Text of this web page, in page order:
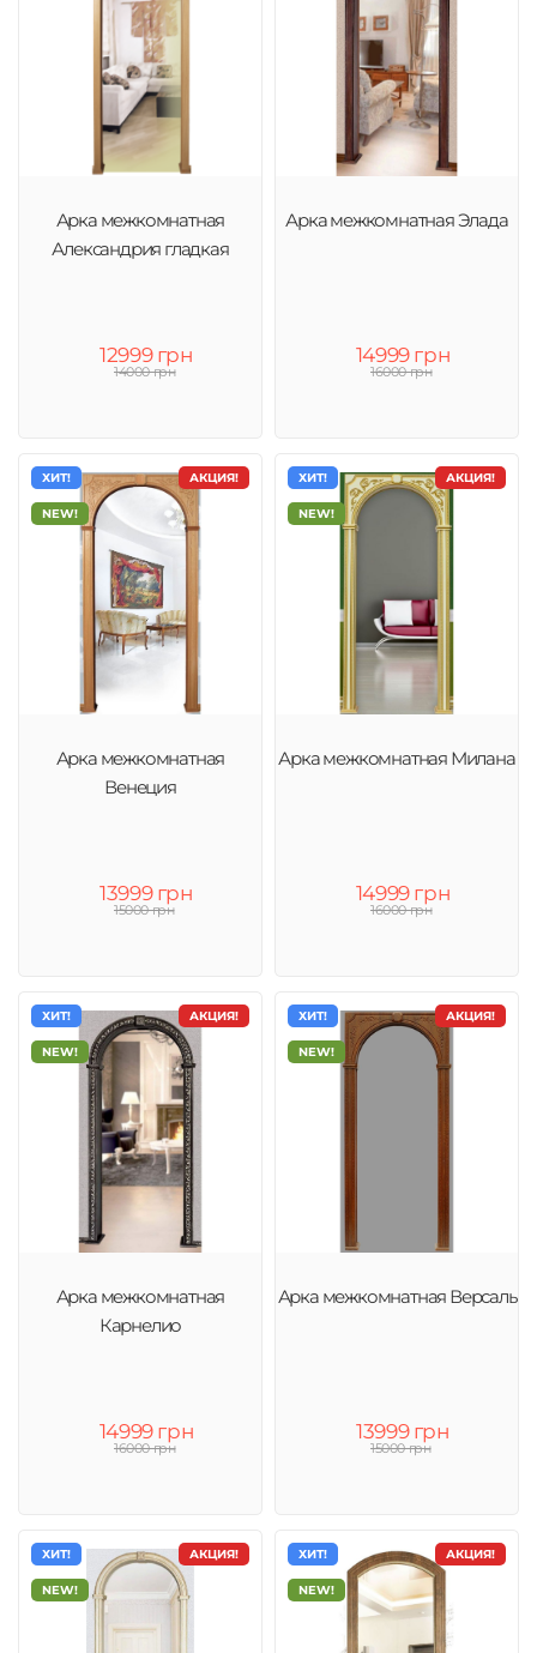
Арка межкомнатная
Александрия гладкая
12999 грн
14000 грн
Арка межкомнатная Элада
14999 грн
16000 грн
АКЦИЯ!
ХИТ!
NEW!
Арка межкомнатная
Венеция
13999 грн
15000 грн
АКЦИЯ!
ХИТ!
NEW!
Арка межкомнатная Милана
14999 грн
16000 грн
АКЦИЯ!
ХИТ!
NEW!
Арка межкомнатная
Карнелио
14999 грн
16000 грн
АКЦИЯ!
ХИТ!
NEW!
Арка межкомнатная Версаль
13999 грн
15000 грн
АКЦИЯ!
ХИТ!
NEW!
АКЦИЯ!
ХИТ!
NEW!